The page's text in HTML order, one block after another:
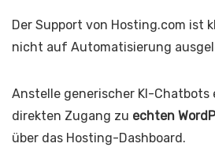
Der Support von Hosting.com ist
nicht auf Automatisierung
Anstelle generischer KI-
direkten Zugang zu echten
über das Hosting-Dashboard.